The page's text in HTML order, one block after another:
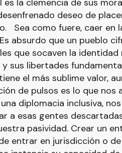
la clemencia de sus
deseo de
Sea como fuere, caer en
absurdo que un pueblo
que socaven la identidad
sus libertades
el más sublime valor,
de pulsos es lo que nos
diplomacia inclusiva,
a esas gentes
pasividad. Crear un
entrar en jurisdicción o